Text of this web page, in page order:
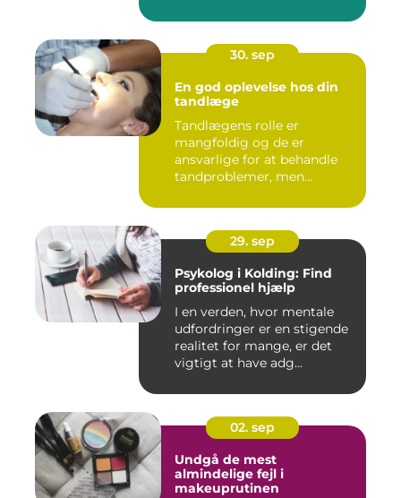
30. sep
En god oplevelse hos din
tandlæge
Tandlægens rolle er
mangfoldig og de er
ansvarlige for at behandle
tandproblemer, men
29. sep
Psykolog i Kolding: Find
professionel hjælp
I en verden, hvor mentale
udfordringer er en stigende
realitet for mange, er det
vigtigt at have adg...
02. sep
Undgå de mest
almindelige fejl i
makeuprutinen